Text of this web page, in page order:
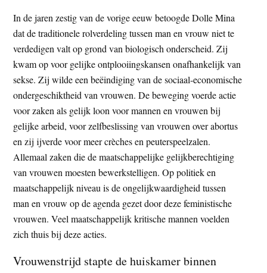
In de jaren zestig van de vorige eeuw betoogde Dolle Mina
dat de traditionele rolverdeling tussen man en vrouw niet te
verdedigen valt op grond van biologisch onderscheid. Zij
kwam op voor gelijke ontplooiingskansen onafhankelijk van
sekse. Zij wilde een beëindiging van de sociaal-economische
ondergeschiktheid van vrouwen. De beweging voerde actie
voor zaken als gelijk loon voor mannen en vrouwen bij
gelijke arbeid, voor zelfbeslissing van vrouwen over abortus
en zij ijverde voor meer crèches en peuterspeelzalen.
Allemaal zaken die de maatschappelijke gelijkberechtiging
van vrouwen moesten bewerkstelligen. Op politiek en
maatschappelijk niveau is de ongelijkwaardigheid tussen
man en vrouw op de agenda gezet door deze feministische
vrouwen. Veel maatschappelijk kritische mannen voelden
zich thuis bij deze acties.
Vrouwenstrijd stapte de huiskamer binnen